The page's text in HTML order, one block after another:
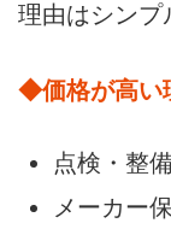
理由はシンプ
◆価格が高い
点検・整
メーカー